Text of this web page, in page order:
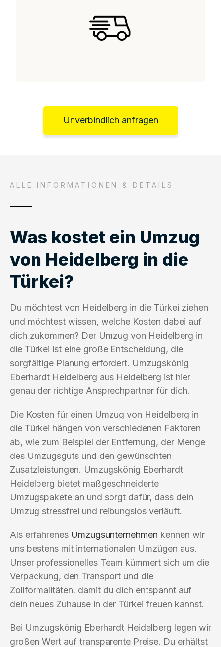
Unverbindlich anfragen
ALLE INFORMATIONEN & DETAILS
Was kostet ein Umzug
von Heidelberg in die
Türkei?
Du möchtest von Heidelberg in die Türkei ziehen
und möchtest wissen, welche Kosten dabei auf
dich zukommen? Der Umzug von Heidelberg in
die Türkei ist eine große Entscheidung, die
sorgfältige Planung erfordert. Umzugskönig
Eberhardt Heidelberg aus Heidelberg ist hier
genau der richtige Ansprechpartner für dich.
Die Kosten für einen Umzug von Heidelberg in
die Türkei hängen von verschiedenen Faktoren
ab, wie zum Beispiel der Entfernung, der Menge
des Umzugsguts und den gewünschten
Zusatzleistungen. Umzugskönig Eberhardt
Heidelberg bietet maßgeschneiderte
Umzugspakete an und sorgt dafür, dass dein
Umzug stressfrei und reibungslos verläuft.
Als erfahrenes Umzugsunternehmen kennen wir
uns bestens mit internationalen Umzügen aus.
Unser professionelles Team kümmert sich um die
Verpackung, den Transport und die
Zollformalitäten, damit du dich entspannt auf
dein neues Zuhause in der Türkei freuen kannst.
Bei Umzugskönig Eberhardt Heidelberg legen wir
großen Wert auf transparente Preise. Du erhältst